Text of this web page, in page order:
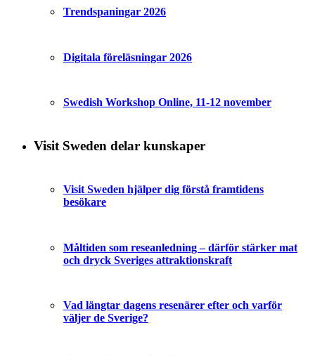
Trendspaningar 2026
Digitala föreläsningar 2026
Swedish Workshop Online, 11-12 november
Visit Sweden delar kunskaper
Visit Sweden hjälper dig förstå framtidens
besökare
Måltiden som reseanledning – därför stärker mat
och dryck Sveriges attraktionskraft
Vad längtar dagens resenärer efter och varför
väljer de Sverige?